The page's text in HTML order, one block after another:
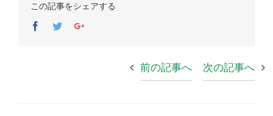
この記事をシェアする
Facebook
TwitterGoogle+
前の記事へ 次の記事へ